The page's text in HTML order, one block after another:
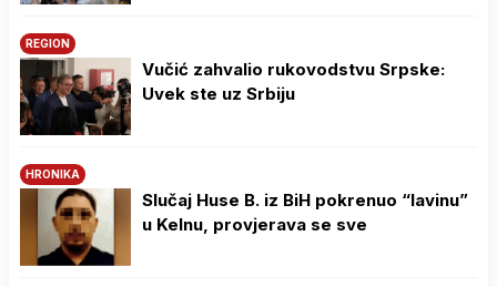
REGION
Vučić zahvalio rukovodstvu Srpske:
Uvek ste uz Srbiju
HRONIKA
Slučaj Huse B. iz BiH pokrenuo “lavinu”
u Kelnu, provjerava se sve